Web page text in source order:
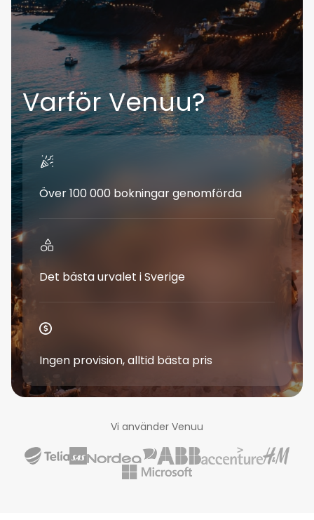
Varför Venuu?
Över 100 000 bokningar genomförda
Det bästa urvalet i Sverige
Ingen provision, alltid bästa pris
Vi använder Venuu